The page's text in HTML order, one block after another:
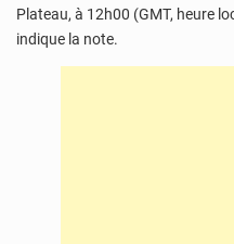
Plateau, à 12h00 (GMT, heure
indique la note.